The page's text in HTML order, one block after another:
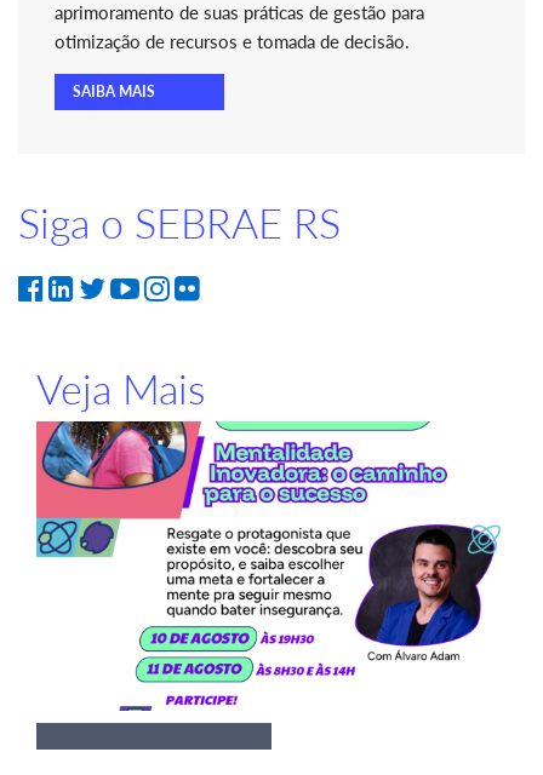
aprimoramento de suas práticas de gestão para
otimização de recursos e tomada de decisão.
SAIBA MAIS
Siga o SEBRAE RS
Veja Mais